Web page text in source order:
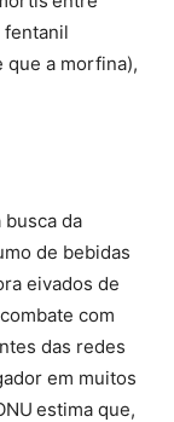
fentanil
que a morfina),
da
de bebidas
eivados de
com
das redes
em muitos
estima que,